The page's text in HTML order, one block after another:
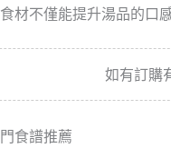
材不僅能提升湯品的口
如有訂購
食譜推薦